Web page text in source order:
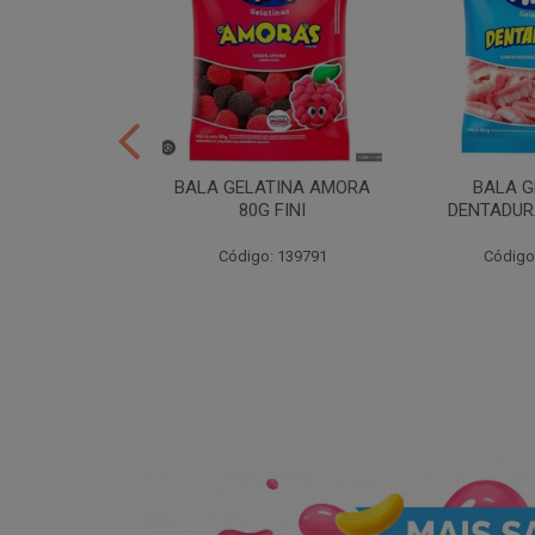
BALA GELATINA AMORA
80G FINI
Código: 139791
BALA